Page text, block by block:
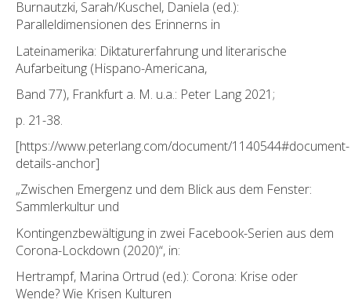
Burnautzki, Sarah/Kuschel, Daniela (ed.):
Paralleldimensionen des Erinnerns in
Lateinamerika: Diktaturerfahrung und literarische
Aufarbeitung (Hispano-Americana,
Band 77), Frankfurt a. M. u.a.: Peter Lang 2021;
p. 21-38.
[https://www.peterlang.com/document/1140544#document-
details-anchor]
„Zwischen Emergenz und dem Blick aus dem Fenster:
Sammlerkultur und
Kontingenzbewältigung in zwei Facebook-Serien aus dem
Corona-Lockdown (2020)“, in:
Hertrampf, Marina Ortrud (ed.): Corona: Krise oder
Wende? Wie Krisen Kulturen